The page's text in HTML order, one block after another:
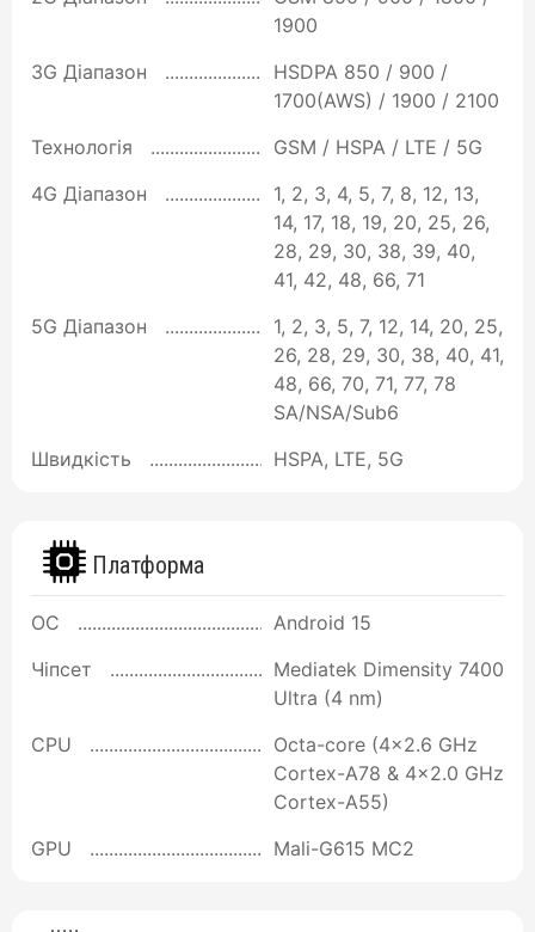
1900
3G Діапазон
HSDPA 850 / 900 /
1700(AWS) / 1900 / 2100
Технологія
GSM / HSPA / LTE / 5G
4G Діапазон
1, 2, 3, 4, 5, 7, 8, 12, 13,
14, 17, 18, 19, 20, 25, 26,
28, 29, 30, 38, 39, 40,
41, 42, 48, 66, 71
5G Діапазон
1, 2, 3, 5, 7, 12, 14, 20, 25,
26, 28, 29, 30, 38, 40, 41,
48, 66, 70, 71, 77, 78
SA/NSA/Sub6
Швидкість
HSPA, LTE, 5G
Платформа
ОС
Android 15
Чіпсет
Mediatek Dimensity 7400
Ultra (4 nm)
CPU
Octa-core (4x2.6 GHz
Cortex-A78 & 4x2.0 GHz
Cortex-A55)
GPU
Mali-G615 MC2